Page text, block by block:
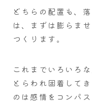
どちらの配置も、
は、まずは膨らま
つくります。
これまでいろいろ
とらわれ固着して
のは感情をコンパ